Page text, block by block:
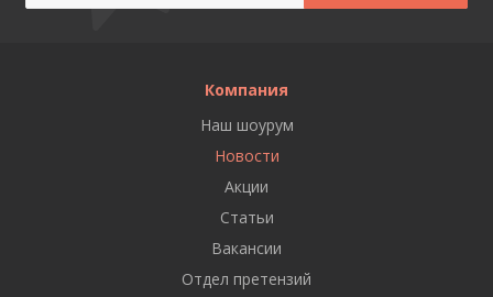
Компания
Наш шоурум
Новости
Акции
Статьи
Вакансии
Отдел претензий